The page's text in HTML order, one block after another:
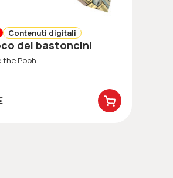
Contenuti digitali
dei bastoncini
the Pooh